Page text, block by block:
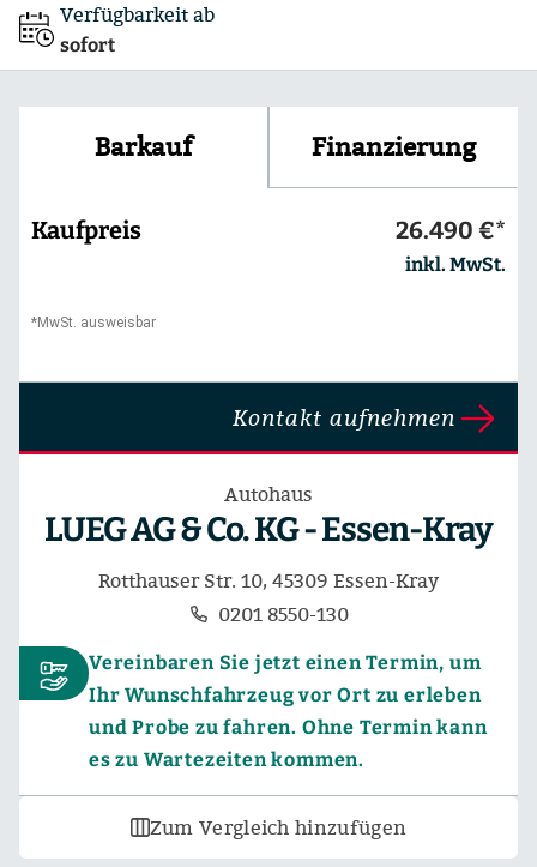
Verfügbarkeit ab
sofort
Barkauf Finanzierung
Kaufpreis 26.490 €*
inkl. MwSt.
*MwSt. ausweisbar
Kontakt aufnehmen
Autohaus
LUEG AG & Co. KG - Essen-Kray
Rotthauser Str. 10, 45309 Essen-Kray
0201 8550-130
Vereinbaren Sie jetzt einen Termin, um
Ihr Wunschfahrzeug vor Ort zu erleben
und Probe zu fahren. Ohne Termin kann
es zu Wartezeiten kommen.
Zum Vergleich hinzufügen